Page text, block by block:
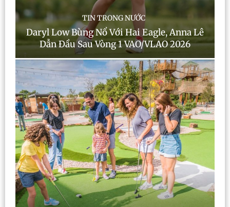
TIN TRONG NƯỚC
Daryl Low Bùng Nổ Với Hai Eagle, Anna Lê
Dẫn Đầu Sau Vòng 1 VAO/VLAO 2026